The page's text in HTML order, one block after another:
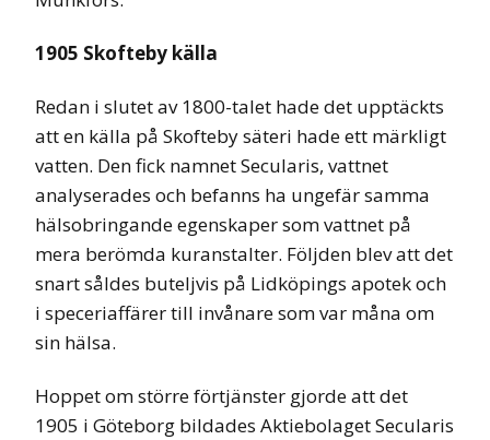
1905 Skofteby källa
Redan i slutet av 1800-talet hade det upptäckts
att en källa på Skofteby säteri hade ett märkligt
vatten. Den fick namnet Secularis, vattnet
analyserades och befanns ha ungefär samma
hälsobringande egenskaper som vattnet på
mera berömda kuranstalter. Följden blev att det
snart såldes buteljvis på Lidköpings apotek och
i speceriaffärer till invånare som var måna om
sin hälsa.
Hoppet om större förtjänster gjorde att det
1905 i Göteborg bildades Aktiebolaget Secularis